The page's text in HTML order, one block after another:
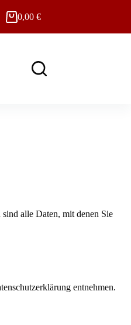
Warenkorb
0,00 €
alle Daten, mit denen Sie
entnehmen.